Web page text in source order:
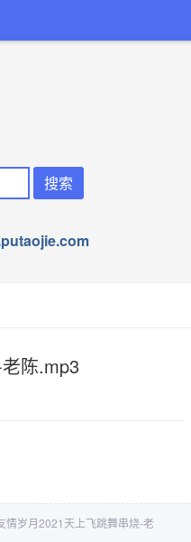
陈.mp3
情岁月2021天上飞跳舞串烧-老